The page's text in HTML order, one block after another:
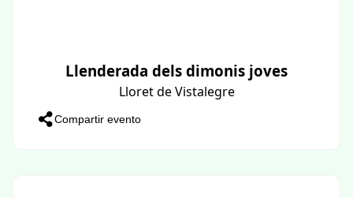
Llenderada dels dimonis joves
Lloret de Vistalegre
Compartir evento